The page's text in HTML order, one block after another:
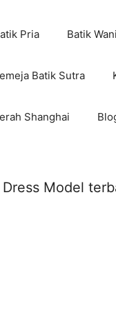
Pria Batik
Batik Sutra
Shanghai
Model